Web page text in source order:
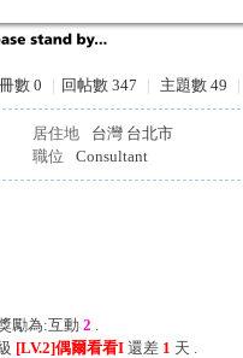
數 0 | 回帖數 347 | 主題數 49 |
居住地 台灣 台北市
職位 Consultant
勵為:互動 2 .
[LV.2]偶爾看看I 還差 1 天 .